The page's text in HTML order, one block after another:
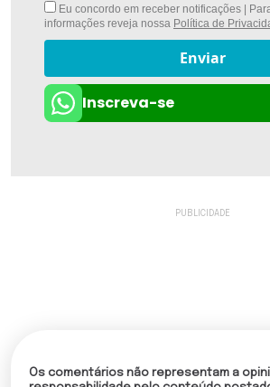
Eu concordo em receber notificações |
informações reveja nossa Política de
Enviar
Inscreva-se
Os comentários não representam a